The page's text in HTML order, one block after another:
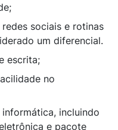
sociais e rotinas
um diferencial.
escrita;
no
incluindo
e pacote